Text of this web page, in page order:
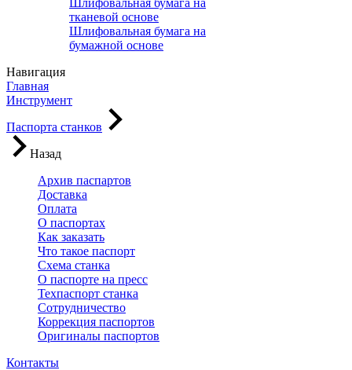
Шлифовальная бумага на
тканевой основе
Шлифовальная бумага на
бумажной основе
Навигация
Главная
Инструмент
Паспорта станков
Назад
Архив паспартов
Доставка
Оплата
О паспортах
Как заказать
Что такое паспорт
Схема станка
О паспорте на пресс
Техпаспорт станка
Сотрудничество
Коррекция паспортов
Оригиналы паспортов
Контакты